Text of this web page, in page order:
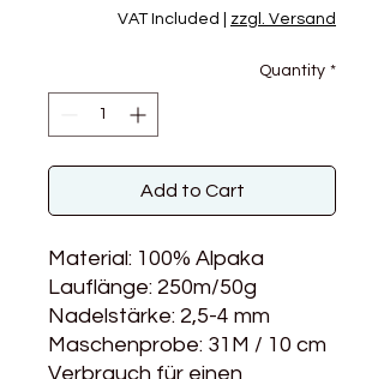
VAT Included zzgl. Versand
Quantity *
Add to Cart
Material: 100% Alpaka
Lauflänge: 250m/50g
Nadelstärke: 2,5-4 mm
Maschenprobe: 31M / 10 cm
Verbrauch für einen